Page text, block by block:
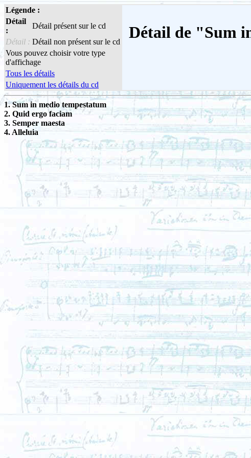
Légende :
Détail de "Sum
Détail
:
Détail présent sur le cd
Détail : Détail non présent sur le cd
Vous pouvez choisir votre type
d'affichage
Tous les détails
Uniquement les détails du cd
1. Sum in medio tempestatum
2. Quid ergo faciam
3. Semper maesta
4. Alleluia